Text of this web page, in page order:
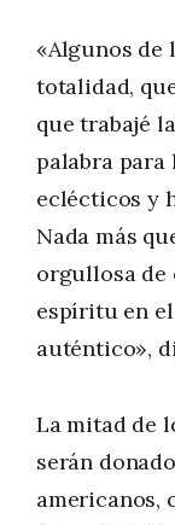
«Algunos de
totalidad,
que trabajé
palabra para
eclécticos y
Nada más
orgullosa de
espíritu en
auténtico»,
La mitad de
serán
americanos,